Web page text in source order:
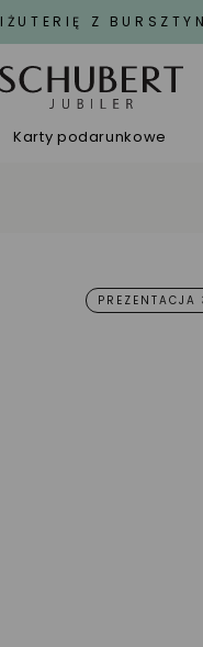
Z
Karty podarunkowe
PREZENTACJA